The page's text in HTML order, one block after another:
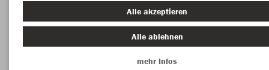
Alle akzeptieren
Alle ablehnen
mehr Infos